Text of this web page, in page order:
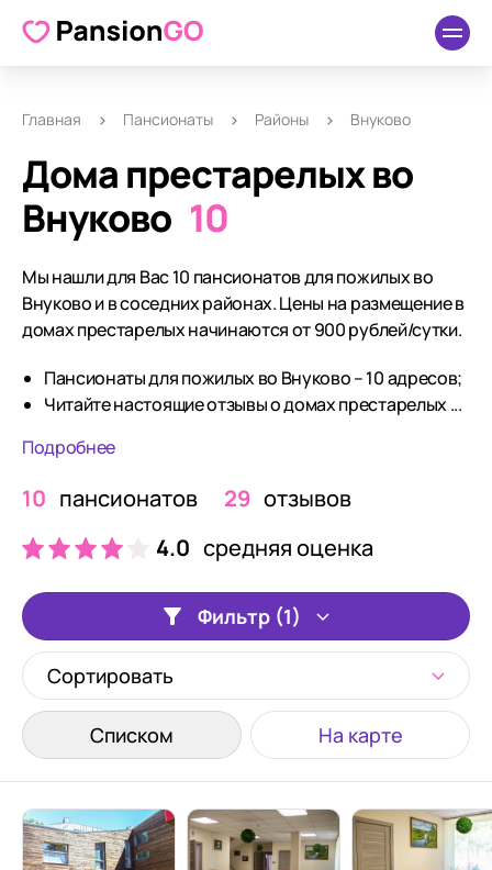
Главная Пансионаты Районы Внуково
Дома престарелых во
Внуково 10
Мы нашли для Вас 10 пансионатов для пожилых во
Внуково и в соседних районах. Цены на размещение в
домах престарелых начинаются от 900 рублей/сутки.
Пансионаты для пожилых во Внуково – 10 адресов;
Читайте настоящие отзывы о домах престарелых ...
Подробнее
10 пансионатов 29 отзывов
4.0 средняя оценка
Фильтр (1)
Сортировать
Списком На карте